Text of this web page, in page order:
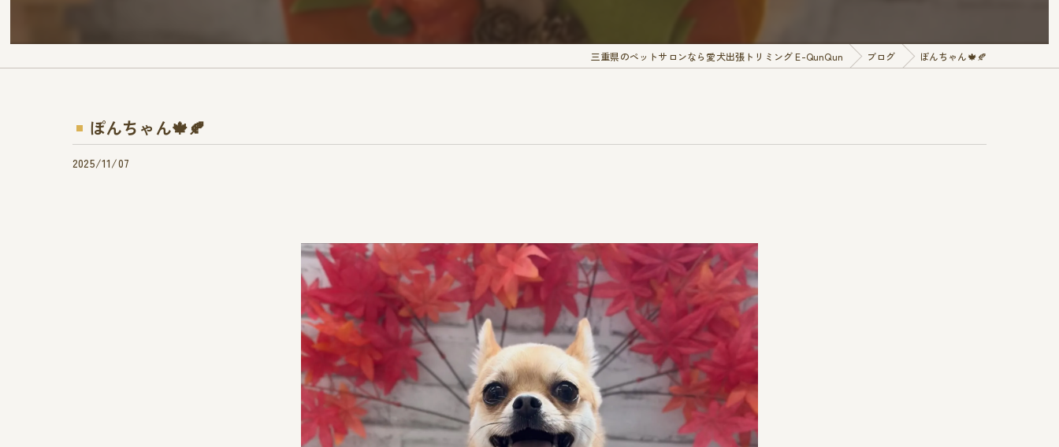
三重県のペットサロンなら愛犬出張トリミング E-QunQun ブログ ぽんちゃん🍁🍂
ぽんちゃん🍁🍂
2025/11/07